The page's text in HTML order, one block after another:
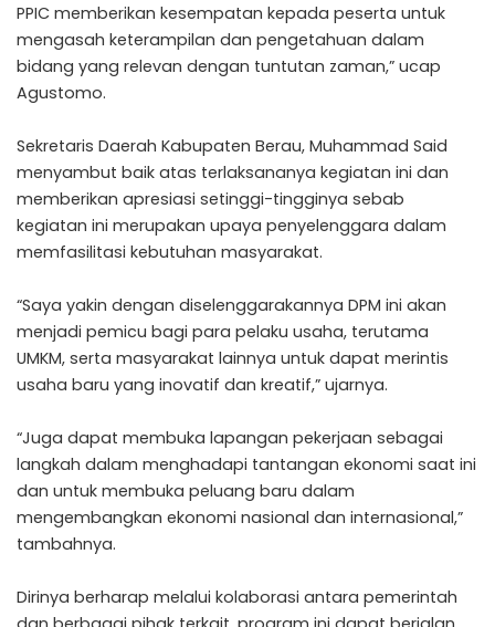
PPIC memberikan kesempatan kepada peserta untuk
mengasah keterampilan dan pengetahuan dalam
bidang yang relevan dengan tuntutan zaman,” ucap
Agustomo.
Sekretaris Daerah Kabupaten Berau, Muhammad Said
menyambut baik atas terlaksananya kegiatan ini dan
memberikan apresiasi setinggi-tingginya sebab
kegiatan ini merupakan upaya penyelenggara dalam
memfasilitasi kebutuhan masyarakat.
“Saya yakin dengan diselenggarakannya DPM ini akan
menjadi pemicu bagi para pelaku usaha, terutama
UMKM, serta masyarakat lainnya untuk dapat merintis
usaha baru yang inovatif dan kreatif,” ujarnya.
“Juga dapat membuka lapangan pekerjaan sebagai
langkah dalam menghadapi tantangan ekonomi saat ini
dan untuk membuka peluang baru dalam
mengembangkan ekonomi nasional dan internasional,”
tambahnya.
Dirinya berharap melalui kolaborasi antara pemerintah